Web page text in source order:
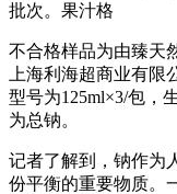
批次。果汁格
不合格样品为由臻天
上海利海超商业有
型号为125ml×3/包，
为总钠。
记者了解到，钠作为
份平衡的重要物质。